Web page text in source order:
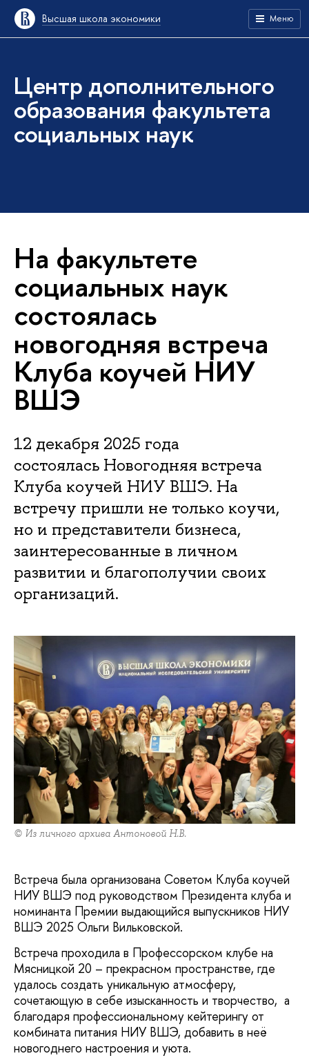
Высшая школа экономики Меню
Центр дополнительного
образования факультета
социальных наук
На факультете
социальных наук
состоялась
новогодняя встреча
Клуба коучей НИУ
ВШЭ
12 декабря 2025 года
состоялась Новогодняя встреча
Клуба коучей НИУ ВШЭ. На
встречу пришли не только коучи,
но и представители бизнеса,
заинтересованные в личном
развитии и благополучии своих
организаций.
© Из личного архива Антоновой Н.В.
Встреча была организована Советом Клуба коучей
НИУ ВШЭ под руководством Президента клуба и
номинанта Премии выдающийся выпускников НИУ
ВШЭ 2025 Ольги Вильковской.
Встреча проходила в Профессорском клубе на
Мясницкой 20 – прекрасном пространстве, где
удалось создать уникальную атмосферу,
сочетающую в себе изысканность и творчество, а
благодаря профессиональному кейтерингу от
комбината питания НИУ ВШЭ, добавить в неё
новогоднего настроения и уюта.